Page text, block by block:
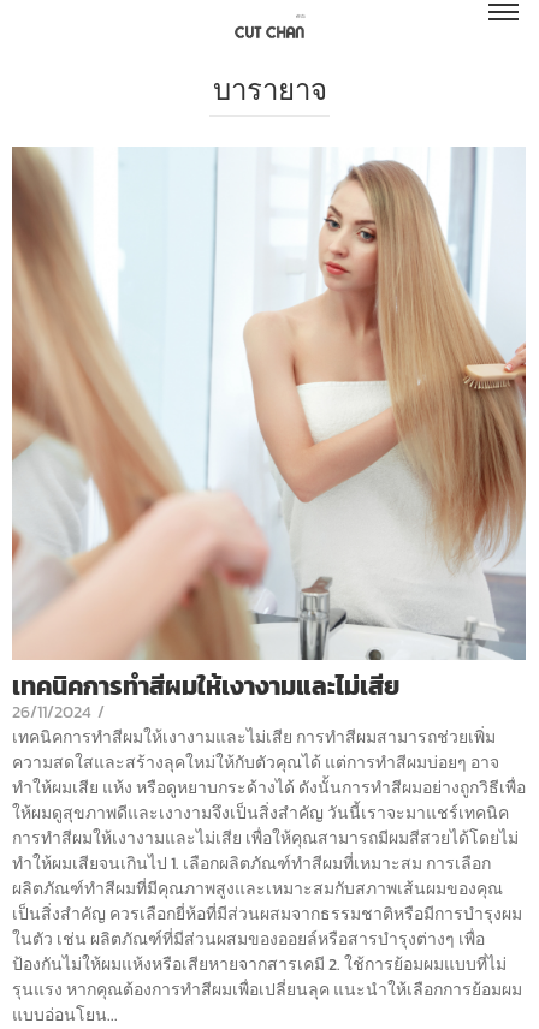
บารายาจ
เทคนิคการทำสีผมให้เงางามและไม่เสีย
26/11/2024 /
เทคนิคการทำสีผมให้เงางามและไม่เสีย การทำสีผมสามารถช่วยเพิ่ม
ความสดใสและสร้างลุคใหม่ให้กับตัวคุณได้ แต่การทำสีผมบ่อยๆ อาจ
ทำให้ผมเสีย แห้ง หรือดูหยาบกระด้างได้ ดังนั้นการทำสีผมอย่างถูกวิธีเพื่อ
ให้ผมดูสุขภาพดีและเงางามจึงเป็นสิ่งสำคัญ วันนี้เราจะมาแชร์เทคนิค
การทำสีผมให้เงางามและไม่เสีย เพื่อให้คุณสามารถมีผมสีสวยได้โดยไม่
ทำให้ผมเสียจนเกินไป 1. เลือกผลิตภัณฑ์ทำสีผมที่เหมาะสม การเลือก
ผลิตภัณฑ์ทำสีผมที่มีคุณภาพสูงและเหมาะสมกับสภาพเส้นผมของคุณ
เป็นสิ่งสำคัญ ควรเลือกยี่ห้อที่มีส่วนผสมจากธรรมชาติหรือมีการบำรุงผม
ในตัว เช่น ผลิตภัณฑ์ที่มีส่วนผสมของออยล์หรือสารบำรุงต่างๆ เพื่อ
ป้องกันไม่ให้ผมแห้งหรือเสียหายจากสารเคมี 2. ใช้การย้อมผมแบบที่ไม่
รุนแรง หากคุณต้องการทำสีผมเพื่อเปลี่ยนลุค แนะนำให้เลือกการย้อมผม
แบบอ่อนโยน...